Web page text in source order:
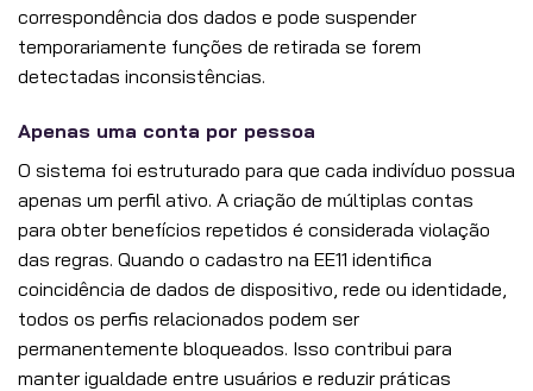
correspondência dos dados e pode suspender
temporariamente funções de retirada se forem
detectadas inconsistências.
Apenas uma conta por pessoa
O sistema foi estruturado para que cada indivíduo possua
apenas um perfil ativo. A criação de múltiplas contas
para obter benefícios repetidos é considerada violação
das regras. Quando o cadastro na EE11 identifica
coincidência de dados de dispositivo, rede ou identidade,
todos os perfis relacionados podem ser
permanentemente bloqueados. Isso contribui para
manter igualdade entre usuários e reduzir práticas